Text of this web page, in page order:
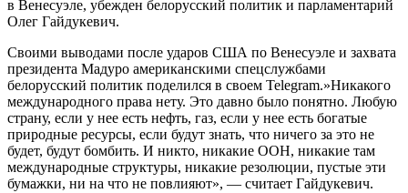
в Венесуэле, убежден белорусский политик и парламентарий
Олег Гайдукевич.
Своими выводами после ударов США по Венесуэле и захвата
президента Мадуро американскими спецслужбами
белорусский политик поделился в своем Telegram.»Никакого
международного права нету. Это давно было понятно. Любую
страну, если у нее есть нефть, газ, если у нее есть богатые
природные ресурсы, если будут знать, что ничего за это не
будет, будут бомбить. И никто, никакие ООН, никакие там
международные структуры, никакие резолюции, пустые эти
бумажки, ни на что не повлияют», ― считает Гайдукевич.